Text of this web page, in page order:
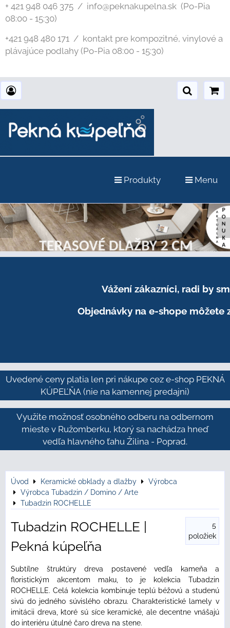
+ 421 948 046 375 / info@peknakupelna.sk (Po-Pia
08:00 - 15:30)
+421 948 480 171 / kontakt pre kompozitné, vinylové a
plávajúce podlahy (Po-Pia 08:00 - 15:30)
Produkty Menu
Vážení zákazníci, radi by
Objednávky na e-shope môžete
Uvedené ceny platia len pri nákupe cez e-shop PEKNÁ
KÚPEĽŇA (nie na kamennej predajni)
Využite možnosť osobného odberu na odbernom
mieste v Ružomberku, ktorý sa nachádza hneď
vedľa hlavného ťahu Žilina - Poprad.
Úvod Keramické obklady a dlažby
Výrobca
Výrobca Tubadzin / Domino / Arte
Tubadzin ROCHELLE
Tubadzin ROCHELLE |
Pekná kúpeľňa
5
položiek
Subtílne štruktúry dreva postavené vedľa kameňa a
floristickým akcentom maku, to je kolekcia Tubadzin
ROCHELLE. Celá kolekcia kombinuje teplú béžovú a studenú
sivú do jedného súvislého obrazu. Charakteristické lamely v
imitácii dreva, ktoré sú síce keramické, ale decentne vnášajú
do interiéru útulné čaro dreva na stene.